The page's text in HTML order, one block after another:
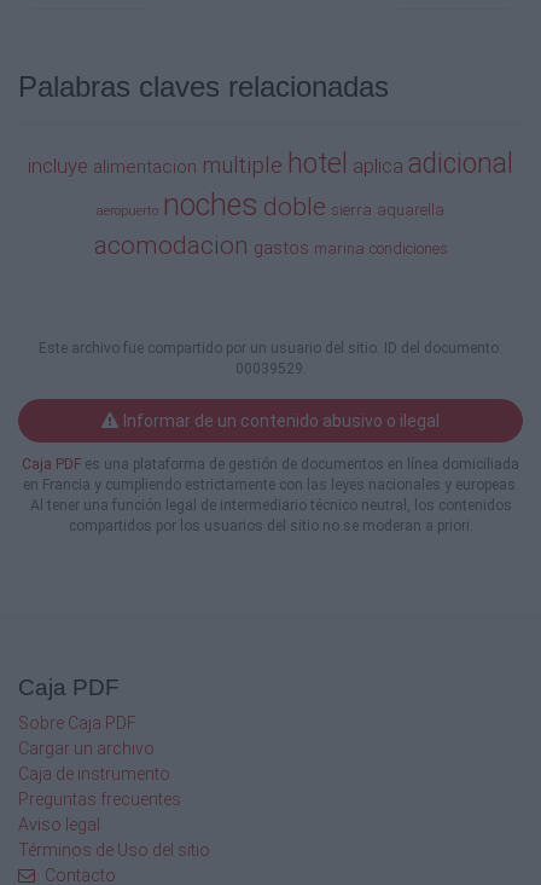
NO INCLUYE
 GASTOS NO ESPECIFICADOS EN EL
 NO APLICA TEMPORADA ALTA, NI
FESTIVOS (SEMANA DE RECESO 8 AL 18
 APLICA CONDICIONES Y RESTRICCIONES
 CHD DE (2 A 11 AÑOS)
$155.000
$133.000
$128.000
$113.000
N.ADICIONAL
$186.000
$158.800
$194.000
Palabras claves relacionadas
incluye alimentacion multiple hotel aplica adicional
aeropuerto noches doble sierra aquarella
acomodacion gastos marina condiciones
Este archivo fue compartido por un usuario del sitio. ID del documento:
00039529.
Informar de un contenido abusivo o ilegal
Caja PDF es una plataforma de gestión de documentos en línea domiciliada
en Francia y cumpliendo estrictamente con las leyes nacionales y europeas.
Al tener una función legal de intermediario técnico neutral, los contenidos
compartidos por los usuarios del sitio no se moderan a priori.
Caja PDF
Sobre Caja PDF
Cargar un archivo
Caja de instrumento
Preguntas frecuentes
Aviso legal
Términos de Uso del sitio
Contacto